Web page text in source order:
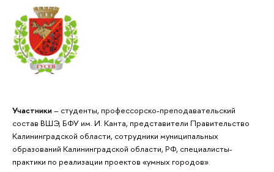
Участники– студенты, профессорско-преподавательский
состав ВШЭ, БФУ им. И. Канта, представители Правительство
Калининградской области, сотрудники муниципальных
образований Калининградской области, РФ, специалисты-
практики по реализации проектов «умных городов».